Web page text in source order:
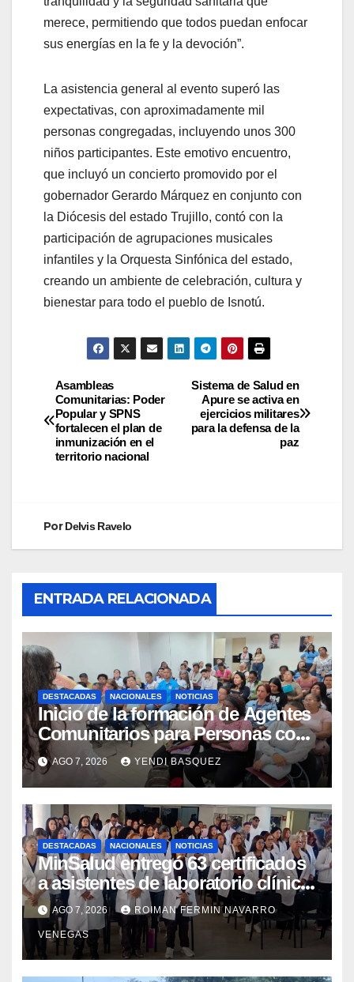
merece, permitiendo que todos puedan enfocar
sus energías en la fe y la devoción”.
La asistencia general al evento superó las
expectativas, con aproximadamente mil
personas congregadas, incluyendo unos 300
niños participantes. Este emotivo encuentro,
que incluyó un concierto promovido por el
gobernador Gerardo Márquez en conjunto con
la Diócesis del estado Trujillo, contó con la
participación de agrupaciones musicales
infantiles y la Orquesta Sinfónica del estado,
creando un ambiente de celebración, cultura y
bienestar para todo el pueblo de Isnotú.
Sistema de Salud en
Apure se activa en
ejercicios militares
para la defensa de la
paz
Asambleas
Comunitarias: Poder
Popular y SPNS
fortalecen el plan de
inmunización en el
territorio nacional
PorDelvis Ravelo
ENTRADA RELACIONADA
DESTACADAS NACIONALES NOTICIAS
Inicio de la formación de Agentes
Comunitarios para Personas con
Discapacidad en el Centro de
Rehabilitación J.J. Arvelo
AGO 7, 2026 YENDI BASQUEZ
DESTACADAS NACIONALES NOTICIAS
MinSalud entregó 63 certificados
a asistentes de laboratorio clínico
para garantizar respaldo legal y
profesional
AGO 7, 2026 ROIMAN FERMIN NAVARRO
VENEGAS